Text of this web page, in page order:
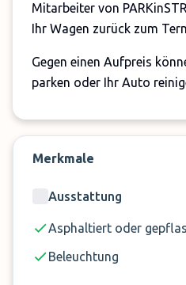
Mitarbeiter von
Ihr Wagen zurück zum
Gegen einen Aufpreis
parken oder Ihr Auto
entspannter Reisestart
Merkmale
Ausstattung
Asphaltiert oder
Beleuchtung